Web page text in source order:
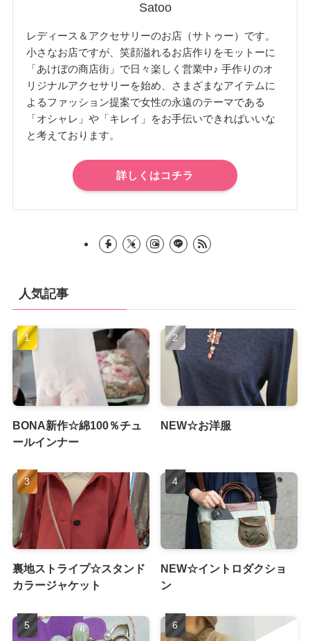
Satoo
レディース＆アクセサリーのお店（サトゥー）です。
小さなお店ですが、笑顔溢れるお店作りをモットーに
「あけぼの商店街」で日々楽しく営業中♪ 手作りのオ
リジナルアクセサリーを始め、さまざまなアイテムに
よるファッション提案で女性の永遠のテーマである
「オシャレ」や「キレイ」をお手伝いできればいいな
と考えております。
詳しくはコチラ
人気記事
BONA新作☆綿100％チュ
ールインナー
NEW☆お洋服
裏地ストライプ☆スタンド
カラージャケット
NEW☆イントロダクショ
ン